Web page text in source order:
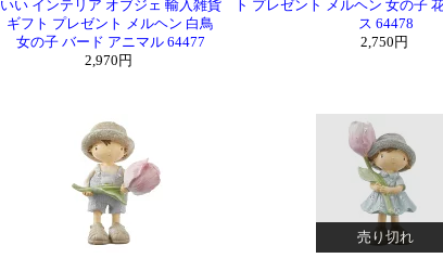
いい インテリア オブジェ 輸入雑貨
ギフト プレゼント メルヘン 白鳥
女の子 バード アニマル 64477
2,970円
ト プレゼント メルヘン 女の子
ス 64478
2,750円
売り切れ